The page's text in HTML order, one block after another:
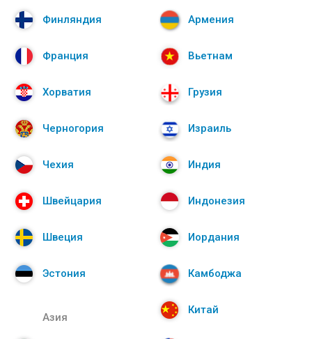
Финляндия
Франция
Хорватия
Черногория
Чехия
Швейцария
Швеция
Эстония
Армения
Вьетнам
Грузия
Израиль
Индия
Индонезия
Иордания
Камбоджа
Китай
Азия